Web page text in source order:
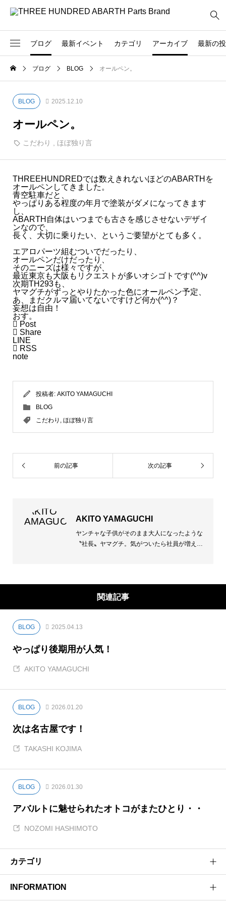
ブログ 最新イベント カテゴリ アーカイブ 最新の
300 POSTO OSAKA
BLOG
お知らせ 25
デモカー
2026
- 2026.05
- 2026.04
- 2026.03
- 2026.01
2025
- 2025.11
- 2025.10
- 2025.09
- 2025.08
- 2025.06
- 2025.05
- 2025.01
ブログ BLOG オールペン。
BLOG 2025.12.10
オールペン。
こだわり , ほぼ独り言
THREEHUNDREDでは数えきれないほどのABARTHを
オールペンしてきました。
青空駐車だと、
やっぱりある程度の年月で塗装がダメになってきます
し、
ABARTH自体はいつまでも古さを感じさせないデザイ
ンなので、
長く、大切に乗りたい、というご要望がとても多く。
エアロパーツ組むついでだったり、
オールペンだけだったり、
そのニーズは様々ですが、
最近東京も大阪もリクエストが多いオシゴトです(^^)v
次期TH293も、
ヤマグチがずっとやりたかった色にオールペン予定、
あ、まだクルマ届いてないですけど何か(^^)？
妄想は自由！
おす。
 Post
 Share
LINE
 RSS
note
投稿者: AKITO YAMAGUCHI
BLOG
こだわり , ほぼ独り言
前の記事 次の記事
AKITO YAMAGUCHI
ヤンチャな子供がそのまま大人になったような
〝社長〟ヤマグチ。気がついたら社員が増え恐
口は一体どこなのよ！？な現在。でも好きなコ
トやれてるんだし楽しいし、まあいいか！ き
関連記事
BLOG 2025.04.13
やっぱり後期用が人気！
AKITO YAMAGUCHI
BLOG 2026.01.20
次は名古屋です！
TAKASHI KOJIMA
BLOG 2026.01.30
アバルトに魅せられたオトコがまたひとり・・
NOZOMI HASHIMOTO
カテゴリ
BLOG
INFORMATION